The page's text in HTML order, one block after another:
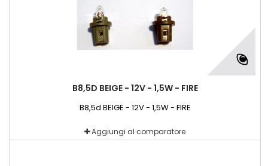
B8,5D BEIGE - 12V - 1,5W - FIRE
B8,5d BEIGE - 12V - 1,5W - FIRE
Aggiungi al comparatore